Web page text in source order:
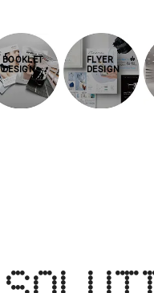
BOOKLET
DESIGN
FLYER
DESIGN